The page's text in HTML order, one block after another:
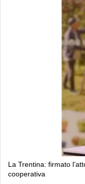
La Trentina: firmato
cooperativa